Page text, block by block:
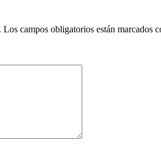
Los campos obligatorios están marcados